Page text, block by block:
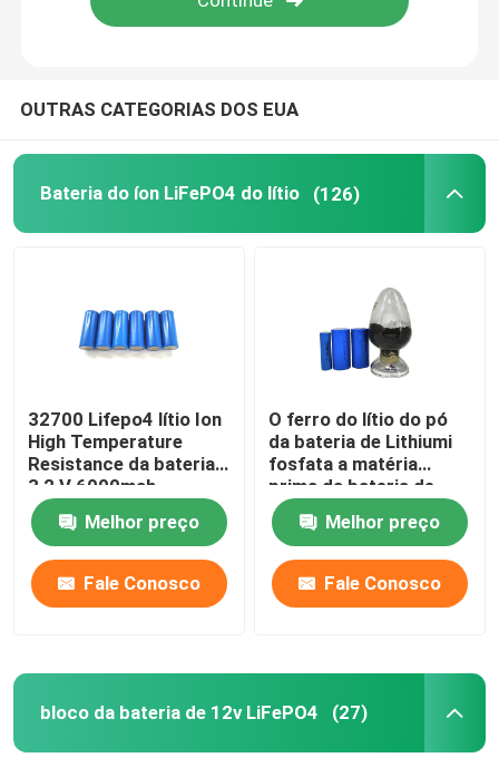
Fora do inversor híbrido solar da grade
estação de energia portátil
OUTRAS CATEGORIAS DOS EUA
Bateria do íon LiFePO4 do lítio (126)
32700 Lifepo4 lítio Ion
High Temperature
Resistance da bateria
3,2 V 6000mah
Melhor preço
Fale Conosco
O ferro do lítio do pó
da bateria de Lithiumi
fosfata a matéria
prima da bateria de
lítio do pó LiFePO4
Melhor preço
Fale Conosco
bloco da bateria de 12v LiFePO4 (27)